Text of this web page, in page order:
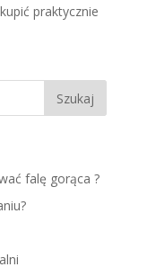
praktycznie
falę gorąca ?